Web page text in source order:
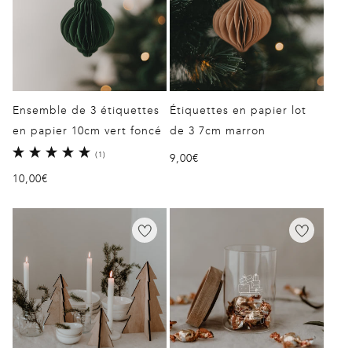
Ensemble de 3 étiquettes
en papier 10cm vert foncé
(1)
Prix
10,00€
Étiquettes en papier lot
de 3 7cm marron
Prix
9,00€